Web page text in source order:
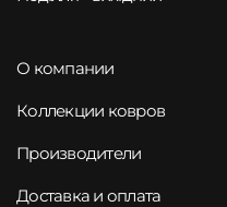
О компании
Коллекции ковров
Производители
Доставка и оплата